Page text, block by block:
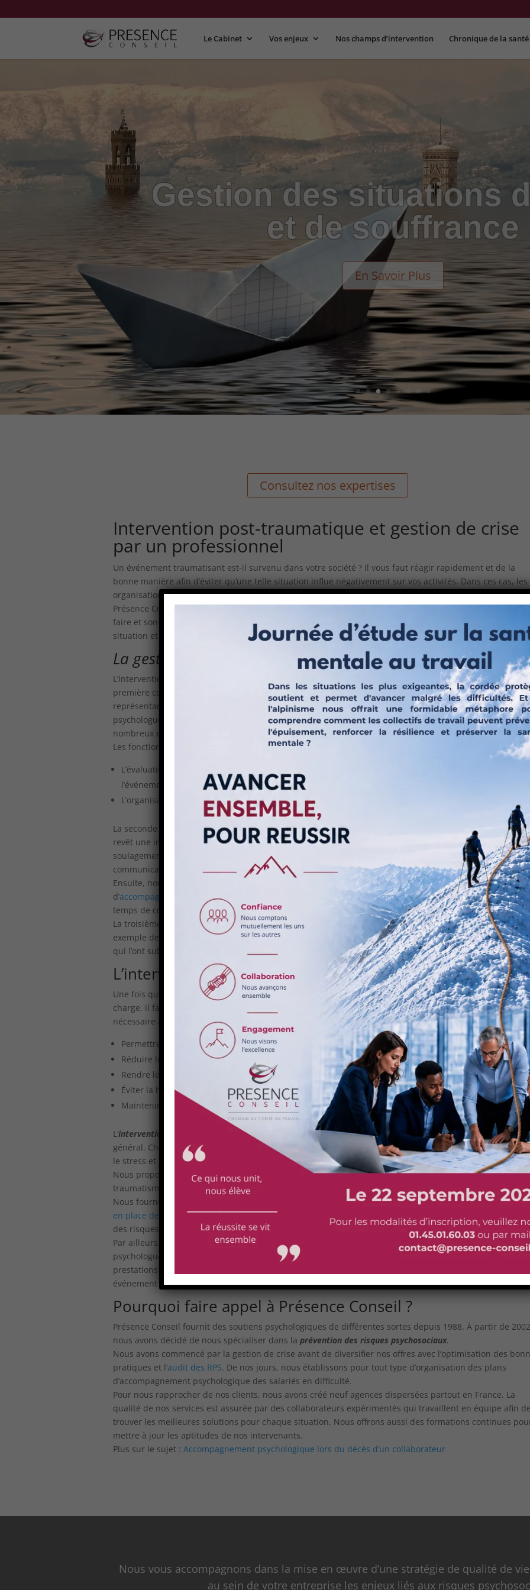
Le Cabinet Vos enjeux Nos champs d’intervention Chronique de la
Gestion des situations
et de souffrance
En Savoir Plus
Consultez nos expertises
Intervention post-traumatique et gestion de crise
par un professionnel
Un événement traumatisant est-il survenu dans votre société ? Il vous faut réagir rapidement et de la
bonne manière afin d’éviter qu’une telle situation influe négativement sur vos activités. Dans ces cas, les
organisations font souvent appel à des spécialistes eninterventions post-traumatiques et gestion de
Présence Conseil, cabinet deconsultants en gestion de crise traumatique en entreprisemet son savoir-
faire et son expérience à votre service. Nous vous aidons à chaque étape pour gérer les retombées de la
situation et guider les salariés vers un fonctionnement normal.
La gestion de crise
L’intervention de Présence Conseil dans la
se résume en trois phases. La
première consiste à réunir une équipe d’urgence. Cette dernière se compose généralement de
représentants du corps patronal et salarial, d’un médecin du travail, d’un travailleur social et d’un
psychologue. Nous fournissons nous même le psychologue et autres spécialistes, car on compte de
nombreux experts parmi notre personnel.
Les fonctions de l’équipe de crise se divisent en deux catégories :
L’évaluation de la situation : collecter et contrôler les informations, déterminer qui sont impliqués dans
l’événement ;
L’organisation et la planification des actions à réaliser.
La seconde phase de lagestion de crisese traduit par l’annonce de l’événement traumatique. Cette
revêt une importance capitale, car elle limite la circulation de fausses informations et vise à apporter du
soulagement à ses destinataires. Nous commençons par identifier les personnes à qui adresser les
communications : les employés, les médias, les proches des individus concernés par l’événement…
Ensuite, nous décidons quand, par quel moyen et par qui publier l’annonce. En notre qualité de cabinet
d’accompagnement des salariés en souffrance au travail
, nous sommes habitués à la communication en
temps de crise. Nous maîtrisons toutes les subtilités de ce sujet.
La troisième étape consiste à planifier les soutiens nécessaires à ceux qui en ont besoin. Il s’agit par
exemple de permettre aux intéressés de laisser une trace en mémoire de l’événement ou des personnes
qui l’ont subi. Il peut s’agir d’une lettre, une collecte, un message, un dessin ou des fleurs.
L’intervention post-traumatique
Une fois que l’événement traumatique est passé et que ses retombées immédiates ont été prises en
charge, il faut en gérer les répercussions psychologiques. Uneintervention post-traumatiqueest
nécessaire auprès des témoins et des victimes. Elle a pour objectif de :
Permettre une reprise aisée des activités ;
Réduire les conséquences émotionnelles ;
Rendre le personnel opérationnel ;
Éviter la hausse de l’absentéisme ;
Maintenir un environnement de travail motivant.
L’intervention post-traumatique
est réalisée à l’endroit des dirigeants, des salariés et de l’entreprise en
général. Chez Présence Conseil, nous avons établi au fil du temps des techniques éprouvées pour
le stress et les risques psychosociaux. Nous procédons à des débriefings collectifs et à des déchocages.
Nous proposons aussi des accompagnements individuels pour ceux qui ont été plus marqués par le
traumatisme.
Nous fournissons également des services supplémentaires à plus long terme. Par exemple, nous
en place des hotlines RPS, bien que ces dispositifs s’adaptent à toute stratégie de gestion et de
des risques psychosociaux.
Par ailleurs, nous créons descellules de soutien psychologique d’urgence en entreprise avec nos
psychologues et nos spécialistes en traumatologie et en victimologie. Nous fournissons diverses autres
prestations visant à entretenir un climat social favorable au sein des organisations à la suite d’un
événement traumatisant.
Pourquoi faire appel à Présence Conseil ?
Présence Conseil fournit des soutiens psychologiques de différentes sortes depuis 1988. À partir de
nous avons décidé de nous spécialiser dans laprévention des risques psychosociaux.
Nous avons commencé par la gestion de crise avant de diversifier nos offres avec l’optimisation des
pratiques et l’audit des RPS. De nos jours, nous établissons pour tout type d’organisation des plans
d’accompagnement psychologique des salariés en difficulté.
Pour nous rapprocher de nos clients, nous avons créé neuf agences dispersées partout en France. La
qualité de nos services est assurée par des collaborateurs expérimentés qui travaillent en équipe afin de
trouver les meilleures solutions pour chaque situation. Nous offrons aussi des formations continues
mettre à jour les aptitudes de nos intervenants.
Plus sur le sujet :Accompagnement psychologique lors du décès d’un collaborateur
Nous vous accompagnons dans la mise en œuvre d’une stratégie de qualité de
au sein de votre entreprise les enjeux liés aux risques